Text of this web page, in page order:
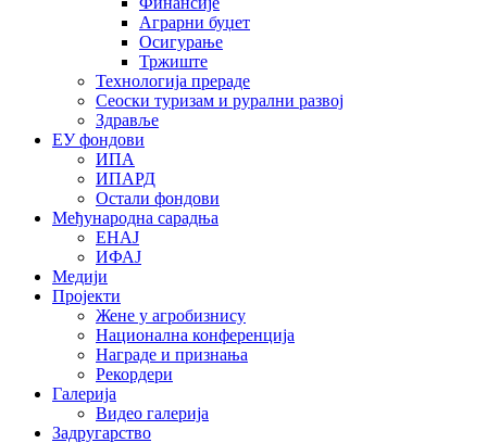
Аграрни буџет
Осигурање
Тржиште
Технологија прераде
Сеоски туризам и рурални развој
Здравље
ЕУ фондови
ИПА
ИПАРД
Остали фондови
Међународна сарадња
ЕНАЈ
ИФАЈ
Медији
Пројекти
Жене у агробизнису
Национална конференција
Награде и признања
Рекордери
Галерија
Видео галерија
Задругарство